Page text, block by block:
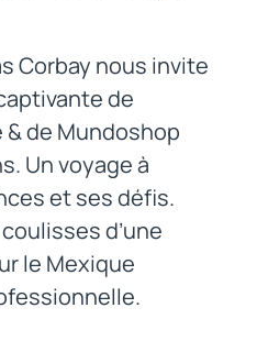
Corbay nous invite
de
& de Mundoshop
Un voyage à
et ses défis.
d’une
le Mexique